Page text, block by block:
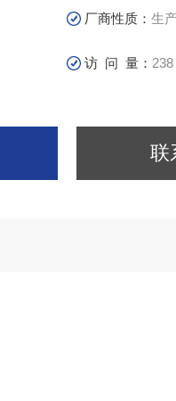
厂商性质：生
访 问 量： 238
联